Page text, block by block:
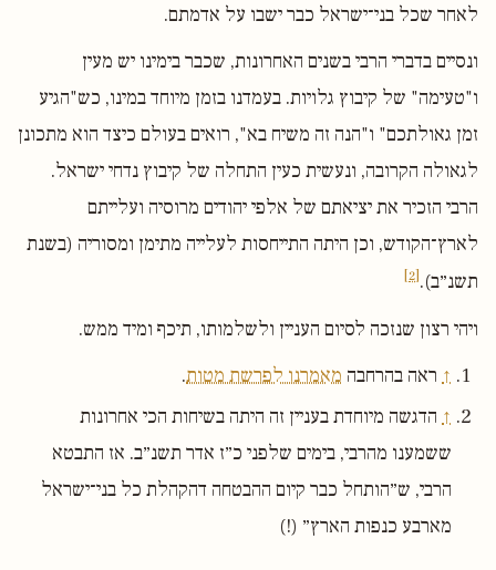
לאחר שכל בני־ישראל כבר ישבו על אדמתם.
ונסיים בדברי הרבי בשנים האחרונות, שכבר בימינו יש מעין
ו"טעימה" של קיבוץ גלויות. בעמדנו בזמן מיוחד במינו, כש"הגיע
זמן גאולתכם" ו"הנה זה משיח בא", רואים בעולם כיצד הוא מתכונן
לגאולה הקרובה, ונעשית כעין התחלה של קיבוץ נדחי ישראל.
הרבי הזכיר את יציאתם של אלפי יהודים מרוסיה ועלייתם
לארץ־הקודש, וכן היתה התייחסות לעלייה מתימן ומסוריה (בשנת
תשנ״ב).[2]
ויהי רצון שנזכה לסיום העניין ולשלמותו, תיכף ומיד ממש.
↑ ראה בהרחבה מאמרנו לפרשת מטות.
↑ הדגשה מיוחדת בעניין זה היתה בשיחות הכי אחרונות
ששמענו מהרבי, בימים שלפני כ״ז אדר תשנ״ב. אז התבטא
הרבי, ש״הותחל כבר קיום ההבטחה דהקהלת כל בני־ישראל
מארבע כנפות הארץ״ (!)